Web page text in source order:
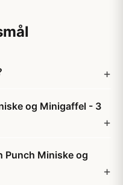
og Minigaffel - 3
Punch Miniske og